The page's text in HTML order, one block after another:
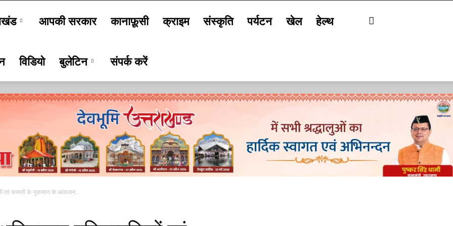
आपकी सरकार कानाफ़ूसी क्राइम संस्कृति पर्यटन खेल हेल्थ
विडियो बुलेटिन संपर्क करें
एवं फसलों के नुकसान के आंकलन...